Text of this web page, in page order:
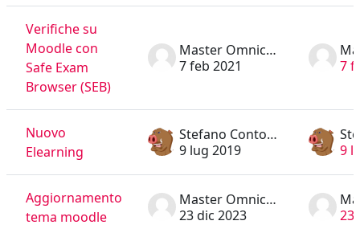
Verifiche su
Moodle con
Safe Exam
Browser (SEB)
Master Omnicomprensivo
7 feb 2021
7
Nuovo
Elearning
Stefano Contorni
9 lug 2019
9
Aggiornamento
tema moodle
Master Omnicomprensivo
23 dic 2023
23